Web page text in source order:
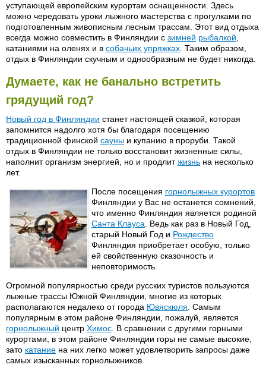
уступающей европейским курортам оснащенности. Здесь
можно чередовать уроки лыжного мастерства с прогулками по
подготовленным живописным лесным трассам. Этот вид отдыха
всегда можно совместить в Финляндии с зимней рыбалкой
катаниями на оленях и в собачьих упряжках . Таким образом,
отдых в Финляндии скучным и однообразным не будет никогда.
Думаете, как не банально встретить
грядущий год?
Новый год в Финляндии станет настоящей сказкой, которая
запомнится надолго хотя бы благодаря посещению
традиционной финской сауны и купанию в проруби. Такой
отдых в Финляндии не только восстановит жизненные силы,
наполнит организм энергией, но и продлитжизнь на несколько
лет.
После посещения горнолыжных курортов
Финляндии у Вас не останется сомнений,
что именно Финляндия является родиной
Санта Клауса . Ведь как раз в Новый Год,
старый Новый Год и Рождество
Финляндия приобретает особую, только
ей свойственную сказочность и
неповторимость.
Огромной популярностью среди русских туристов пользуются
лыжные трассы Южной Финляндии, многие из которых
располагаются недалеко от города Ювяскюля . Самым
популярным в этом районе Финляндии, пожалуй, является
горнолыжный центр Химос . В сравнении с другими горными
курортами, в этом районе Финляндии горы не самые высокие,
зато катание на них легко может удовлетворить запросы даже
самых изысканных горнолыжников.